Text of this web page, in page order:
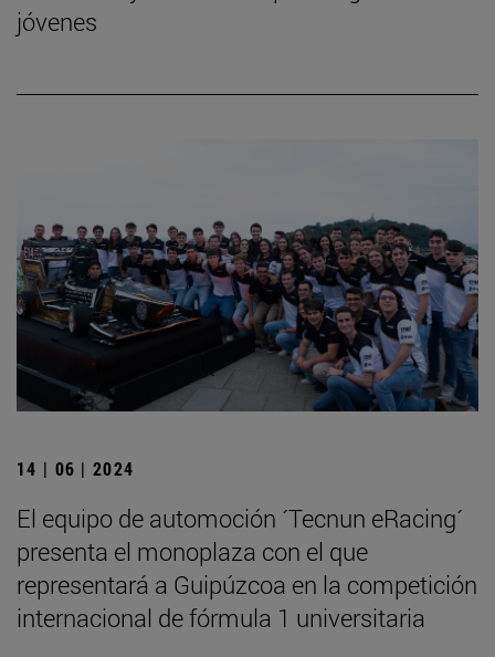
jóvenes
14 | 06 | 2024
El equipo de automoción ´Tecnun eRacing´
presenta el monoplaza con el que
representará a Guipúzcoa en la competición
internacional de fórmula 1 universitaria